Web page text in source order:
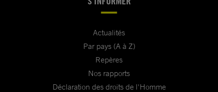
Actualités
Par pays (A à Z)
Repères
Nos rapports
Déclaration des droits de l'Homme